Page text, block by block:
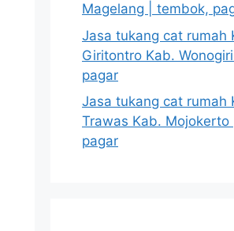
Magelang | tembok,
Jasa tukang cat rumah
Giritontro Kab.
pagar
Jasa tukang cat rumah
Trawas Kab.
pagar